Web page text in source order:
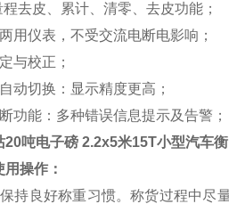
去皮、累计、清零、去皮功能；
用仪表，不受交流电断电影响；
与校正；
动切换：显示精度更高；
功能：多种错误信息提示及告警；
20吨电子磅 2.2x5米15T小型汽车
操作：
持良好称重习惯。称货过程中尽